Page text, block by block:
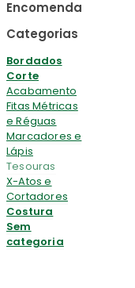
Encomenda
Categorias
Bordados
Corte
Acabamento
Fitas Métricas
e Réguas
Marcadores e
Lápis
Tesouras
X-Atos e
Cortadores
Costura
Sem
categoria